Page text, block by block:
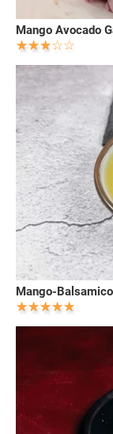
Mango Avocado
Mango-